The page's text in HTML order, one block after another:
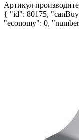
Артикул
{ "id": 80175,
"economy": 0,